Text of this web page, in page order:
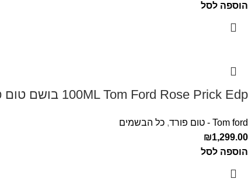
הוספה לסל
100ML Tom Ford Rose Prick Edp בושם טום פורד לאישה
Tom ford - טום פורד , כל הבשמים
₪1,299.00
הוספה לסל